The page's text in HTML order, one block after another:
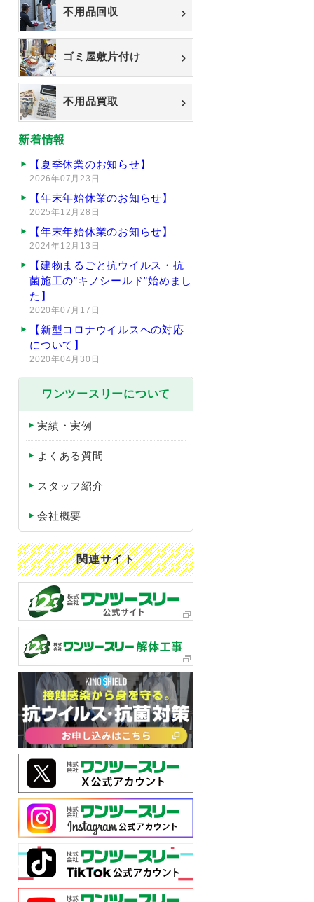
不用品回収
ゴミ屋敷片付け
不用品買取
新着情報
【夏季休業のお知らせ】
2026年07月23日
【年末年始休業のお知らせ】
2025年12月28日
【年末年始休業のお知らせ】
2024年12月13日
【建物まるごと抗ウイルス・抗
菌施工の”キノシールド”始めまし
た】
2020年07月17日
【新型コロナウイルスへの対応
について】
2020年04月30日
ワンツースリーについて
実績・実例
よくある質問
スタッフ紹介
会社概要
関連サイト